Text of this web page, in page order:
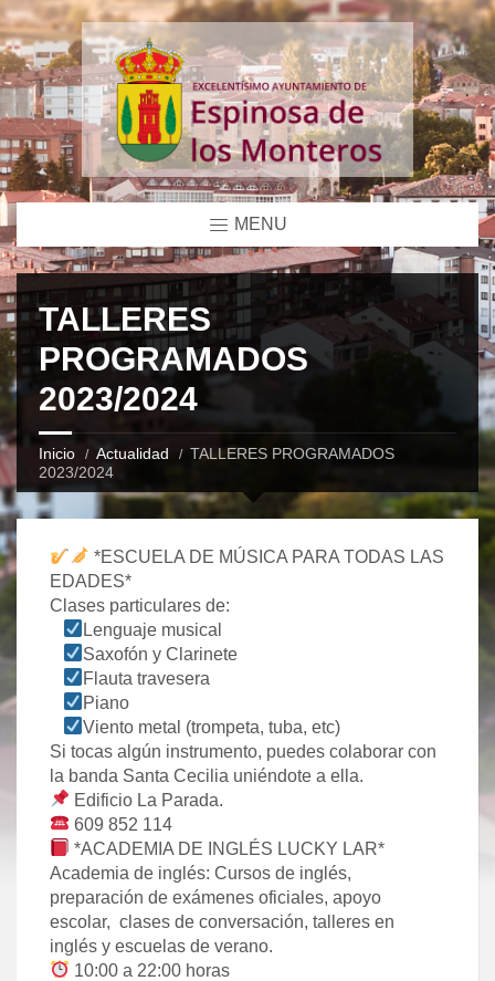
MENU
TALLERES
PROGRAMADOS
2023/2024
Inicio Actualidad
TALLERES PROGRAMADOS
2023/2024
*ESCUELA DE MÚSICA PARA TODAS LAS
EDADES*
Clases particulares de:
Lenguaje musical
Saxofón y Clarinete
Flauta travesera
Piano
Viento metal (trompeta, tuba, etc)
Si tocas algún instrumento, puedes colaborar con
la banda Santa Cecilia uniéndote a ella.
Edificio La Parada.
609 852 114
*ACADEMIA DE INGLÉS LUCKY LAR*
Academia de inglés: Cursos de inglés,
preparación de exámenes oficiales, apoyo
escolar, clases de conversación, talleres en
inglés y escuelas de verano.
10:00 a 22:00 horas